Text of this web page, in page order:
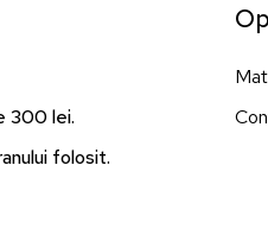
300 lei.
folosit.